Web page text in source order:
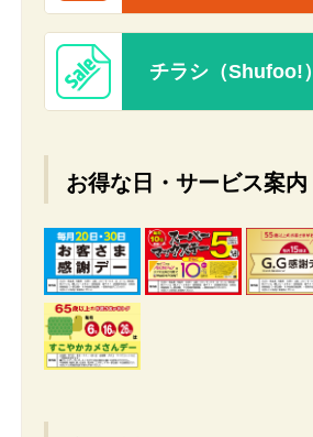
チラシ（Shufoo!）
お得な日・サービス案内